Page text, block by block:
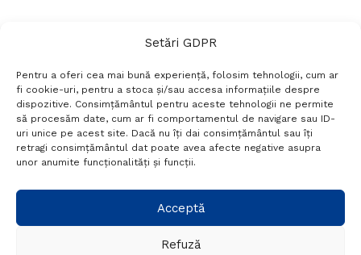
Setări GDPR
Pentru a oferi cea mai bună experiență, folosim tehnologii, cum ar
fi cookie-uri, pentru a stoca și/sau accesa informațiile despre
dispozitive. Consimțământul pentru aceste tehnologii ne permite
să procesăm date, cum ar fi comportamentul de navigare sau ID-
uri unice pe acest site. Dacă nu îți dai consimțământul sau îți
retragi consimțământul dat poate avea afecte negative asupra
unor anumite funcționalități și funcții.
Acceptă
Refuză
Termeni si conditii
Politică de confidențialitate
Politica cookies
Setări GDPR
+40 788 760 194